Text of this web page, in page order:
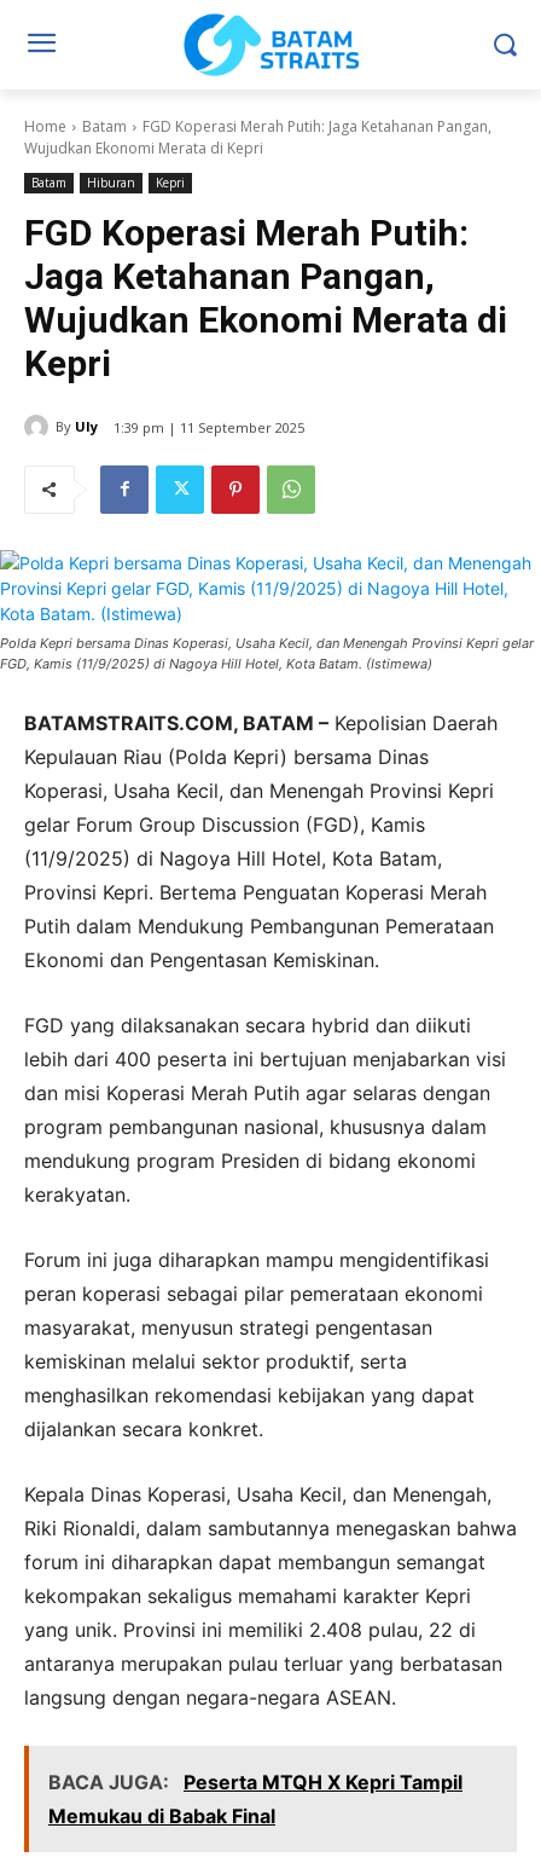
Home Batam
FGD Koperasi Merah Putih: Jaga Ketahanan Pangan,
Wujudkan Ekonomi Merata di Kepri
Batam Hiburan Kepri
FGD Koperasi Merah Putih:
Jaga Ketahanan Pangan,
Wujudkan Ekonomi Merata di
Kepri
By Uly 1:39 pm | 11 September 2025
Polda Kepri bersama Dinas Koperasi, Usaha Kecil, dan Menengah Provinsi Kepri gelar
FGD, Kamis (11/9/2025) di Nagoya Hill Hotel, Kota Batam. (Istimewa)
BATAMSTRAITS.COM, BATAM – Kepolisian Daerah
Kepulauan Riau (Polda Kepri) bersama Dinas
Koperasi, Usaha Kecil, dan Menengah Provinsi Kepri
gelar Forum Group Discussion (FGD), Kamis
(11/9/2025) di Nagoya Hill Hotel, Kota Batam,
Provinsi Kepri. Bertema Penguatan Koperasi Merah
Putih dalam Mendukung Pembangunan Pemerataan
Ekonomi dan Pengentasan Kemiskinan.
FGD yang dilaksanakan secara hybrid dan diikuti
lebih dari 400 peserta ini bertujuan menjabarkan visi
dan misi Koperasi Merah Putih agar selaras dengan
program pembangunan nasional, khususnya dalam
mendukung program Presiden di bidang ekonomi
kerakyatan.
Forum ini juga diharapkan mampu mengidentifikasi
peran koperasi sebagai pilar pemerataan ekonomi
masyarakat, menyusun strategi pengentasan
kemiskinan melalui sektor produktif, serta
menghasilkan rekomendasi kebijakan yang dapat
dijalankan secara konkret.
Kepala Dinas Koperasi, Usaha Kecil, dan Menengah,
Riki Rionaldi, dalam sambutannya menegaskan bahwa
forum ini diharapkan dapat membangun semangat
kekompakan sekaligus memahami karakter Kepri
yang unik. Provinsi ini memiliki 2.408 pulau, 22 di
antaranya merupakan pulau terluar yang berbatasan
langsung dengan negara-negara ASEAN.
BACA JUGA:
Peserta MTQH X Kepri Tampil
Memukau di Babak Final